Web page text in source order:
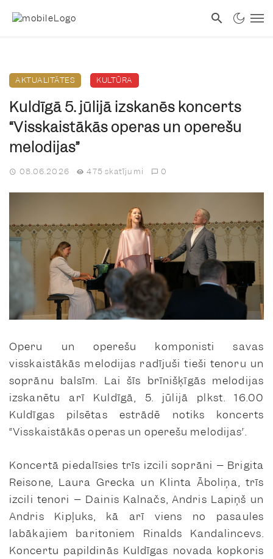
AKTUALITĀTES KULTŪRA
Kuldīgā 5. jūlijā izskanēs koncerts
“Visskaistākās operas un operešu
melodijas”
08.06.2026 475 skatījumi 0
Operu un operešu komponisti savas
visskaistākās melodijas radījuši tieši tenoru un
soprānu balsīm. Lai šīs brīnišķīgās melodijas
izskanētu arī Kuldīgā, 5. jūlijā plkst. 16.00
Kuldīgas pilsētas estrādē notiks koncerts
“Visskaistākās operas un operešu melodijas”.
Koncertā piedalīsies trīs izcili soprāni – Brigita
Reisone, Laura Grecka un Klinta Āboliņa, trīs
izcili tenori – Dainis Kalnačs, Andris Lapiņš un
Andris Kipļuks, kā arī viens no pasaules
labākajiem baritoniem Rinalds Kandalincevs.
Koncertu papildinās Kuldīgas novada kopkoris